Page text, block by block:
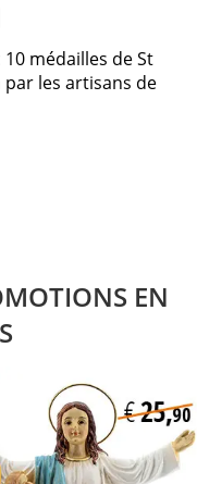
médailles de St
par les artisans de
EN